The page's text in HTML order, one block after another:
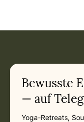
Related appointments
Bewusste
— auf
Yoga-Retreats,